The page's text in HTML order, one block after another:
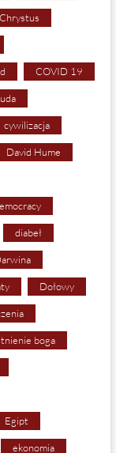
Chrystus
COVID 19
cywilizacja
David Hume
diabeł
Dołowy
boga
Egipt
ekonomia